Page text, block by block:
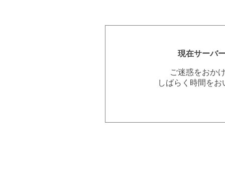
現在サーバ
ご迷惑をおか
しばらく時間を